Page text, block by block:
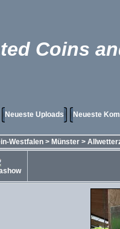
Coins
Neueste Uploads Neueste
Westfalen > Münster >